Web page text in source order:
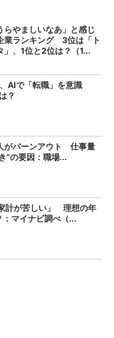
らやましいなあ」と感じ
業ランキング 3位は「ト
」、1位と2位は？（1...
AIで「転職」を意識
？
がバーンアウト 仕事量
”の要因：職場...
計が苦しい」 理想の年
マイナビ調べ（...